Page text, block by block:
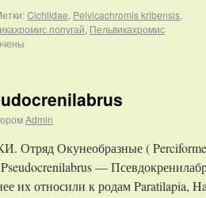
Cichlidae, Pelvicachromis kribensis,
попугай, Пельвикахромис
Admin
Окунеобразные (
—
их относили к родам Paratilapia,